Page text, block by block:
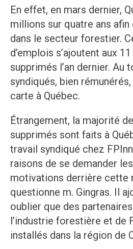
En effet, en mars dernier,
millions sur quatre ans afin
dans le secteur forestier.
d’emplois s’ajoutent aux
supprimés l’an dernier. Au
syndiqués, bien
carte à Québec.
Étrangement, la majorité
supprimés sont faits à
travail syndiqué chez
raisons de se demander
motivations derrière cette
questionne m. Gingras. Il
oublier que des
l’industrie forestière et de
installés dans la région de